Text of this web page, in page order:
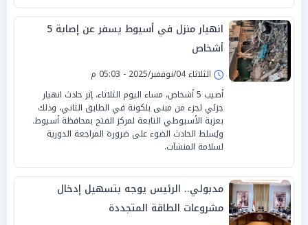
انهيار منزل في أسيوط يسفر عن إصابة 5
أشخاص
الثلاثاء 04/نوفمبر/2025 - 05:03 م
أصيب 5 أشخاص، مساء اليوم الثلاثاء، إثر حادث انهيار
جزئي لجزء من مبنى بلكونة في الطابق الثاني، وذلك
بعزبة الأسيوطي التابعة لمركز الفتح بمحافظة أسيوط.
ويُسلط الحادث الضوء على ضرورة المراجعة الدورية
لسلامة المنشآت.
مدبولي.. الرئيس يوجه بتسهيل إدخال
مشروعات الطاقة المتجددة